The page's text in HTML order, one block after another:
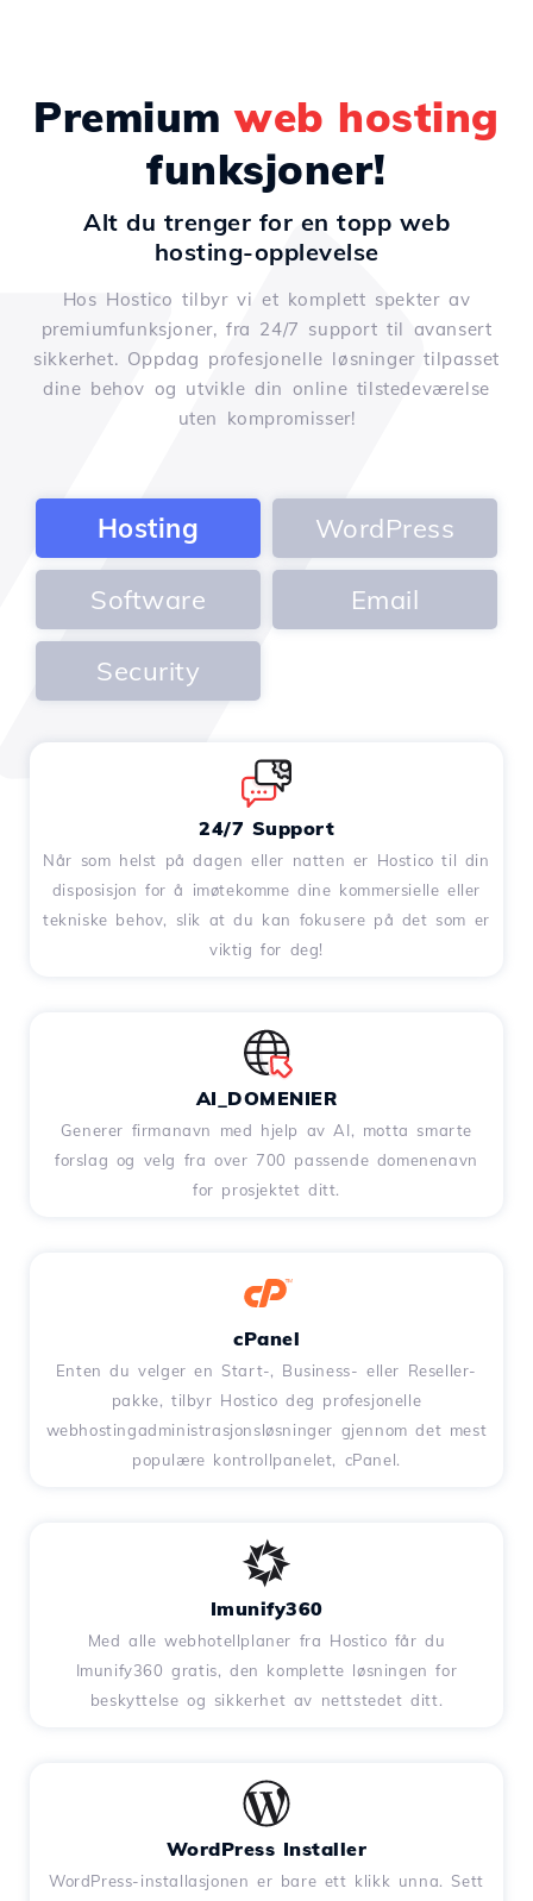
Premiumweb hosting
funksjoner!
Alt du trenger for en topp web
hosting-opplevelse
Hos Hostico tilbyr vi et komplett spekter av
premiumfunksjoner, fra 24/7 support til avansert
sikkerhet. Oppdag profesjonelle løsninger tilpasset
dine behov og utvikle din online tilstedeværelse
uten kompromisser!
Hosting WordPress
Software Email
Security
24/7 Support
Når som helst på dagen eller natten er Hostico til din
disposisjon for å imøtekomme dine kommersielle eller
tekniske behov, slik at du kan fokusere på det som er
viktig for deg!
AI_DOMENIER
Generer firmanavn med hjelp av AI, motta smarte
forslag og velg fra over 700 passende domenenavn
for prosjektet ditt.
cPanel
Enten du velger en Start-, Business- eller Reseller-
pakke, tilbyr Hostico deg profesjonelle
webhostingadministrasjonsløsninger gjennom det mest
populære kontrollpanelet, cPanel.
Imunify360
Med alle webhotellplaner fra Hostico får du
Imunify360 gratis, den komplette løsningen for
beskyttelse og sikkerhet av nettstedet ditt.
WordPress Installer
WordPress-installasjonen er bare ett klikk unna. Sett